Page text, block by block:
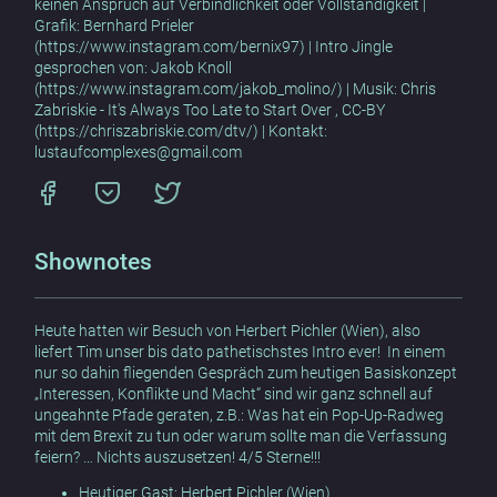
keinen Anspruch auf Verbindlichkeit oder Vollständigkeit |
Grafik: Bernhard Prieler
(https://www.instagram.com/bernix97) | Intro Jingle
gesprochen von: Jakob Knoll
(https://www.instagram.com/jakob_molino/) | Musik: Chris
Zabriskie - It's Always Too Late to Start Over , CC-BY
(https://chriszabriskie.com/dtv/) | Kontakt:
lustaufcomplexes@gmail.com
Shownotes
Heute hatten wir Besuch von Herbert Pichler (Wien), also
liefert Tim unser bis dato pathetischstes Intro ever! In einem
nur so dahin fliegenden Gespräch zum heutigen Basiskonzept
„Interessen, Konflikte und Macht“ sind wir ganz schnell auf
ungeahnte Pfade geraten, z.B.: Was hat ein Pop-Up-Radweg
mit dem Brexit zu tun oder warum sollte man die Verfassung
feiern? … Nichts auszusetzen! 4/5 Sterne!!!
Heutiger Gast: Herbert Pichler (Wien)